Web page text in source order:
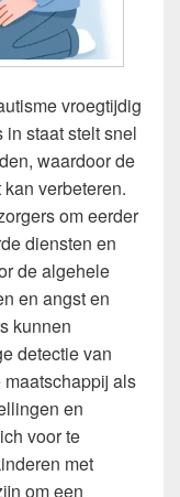
vroegtijdig
staat stelt snel
waardoor de
verbeteren.
om eerder
diensten en
de algehele
en angst en
kunnen
detectie van
als
en
voor te
met
om een